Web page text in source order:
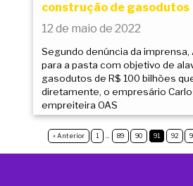
construção de gasodutos
12 de maio de 2022
Segundo denúncia da
para a pasta com objetivo de
gasodutos de R$ 100 bilhões
diretamente, o empresário
empreiteira OAS
« Anterior 1 89 90 91 92